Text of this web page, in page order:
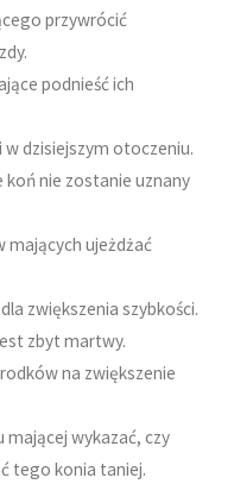
przywrócić
podnieść ich
dzisiejszym otoczeniu.
nie zostanie uznany
ujeżdżać
zwiększenia szybkości.
zbyt martwy.
na zwiększenie
mającej wykazać, czy
tego konia taniej.